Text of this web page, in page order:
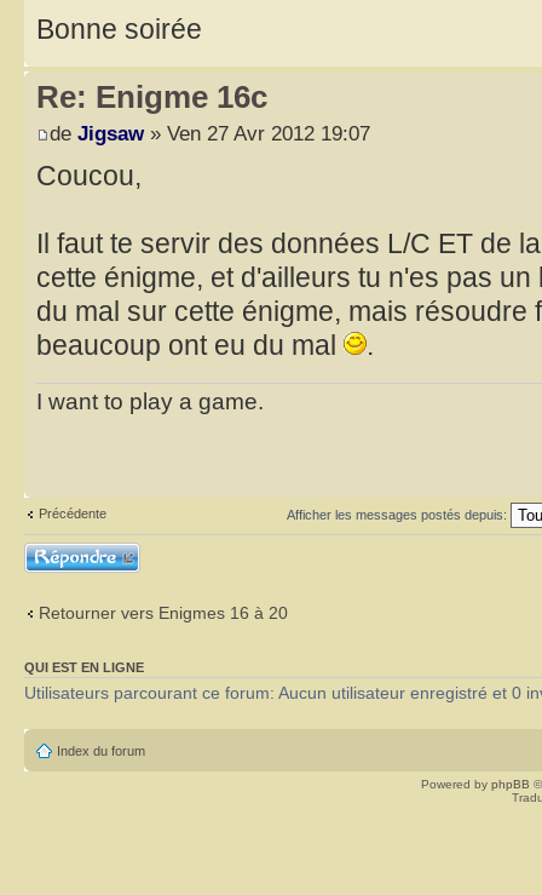
Bonne soirée
Re: Enigme 16c
de Jigsaw» Ven 27 Avr 2012 19:07
Coucou,
Il faut te servir des données L/C ET de
cette énigme, et d'ailleurs tu n'es pas
du mal sur cette énigme, mais résoudre
beaucoup ont eu du mal
.
I want to play a game.
Précédente Afficher les messages postés depuis:
Répondre
Retourner vers Enigmes 16 à 20
QUI EST EN LIGNE
Utilisateurs parcourant ce forum: Aucun utilisateur enregistré et 0
Index du forum
Powered by phpBB